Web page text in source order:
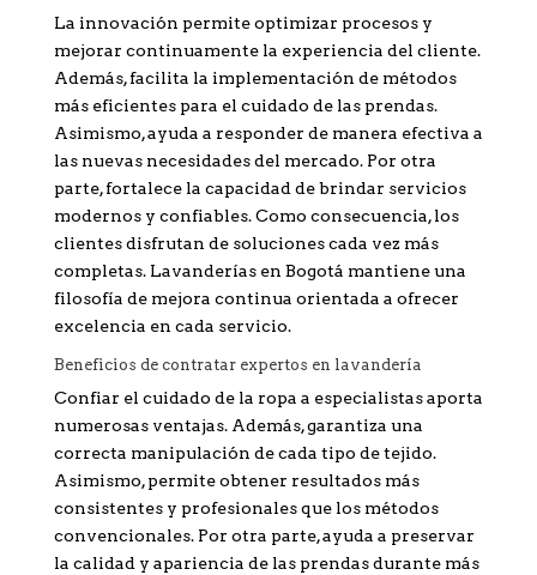
La innovación permite optimizar procesos y
mejorar continuamente la experiencia del cliente.
Además, facilita la implementación de métodos
más eficientes para el cuidado de las prendas.
Asimismo, ayuda a responder de manera efectiva a
las nuevas necesidades del mercado. Por otra
parte, fortalece la capacidad de brindar servicios
modernos y confiables. Como consecuencia, los
clientes disfrutan de soluciones cada vez más
completas. Lavanderías en Bogotá mantiene una
filosofía de mejora continua orientada a ofrecer
excelencia en cada servicio.
Beneficios de contratar expertos en lavandería
Confiar el cuidado de la ropa a especialistas aporta
numerosas ventajas. Además, garantiza una
correcta manipulación de cada tipo de tejido.
Asimismo, permite obtener resultados más
consistentes y profesionales que los métodos
convencionales. Por otra parte, ayuda a preservar
la calidad y apariencia de las prendas durante más